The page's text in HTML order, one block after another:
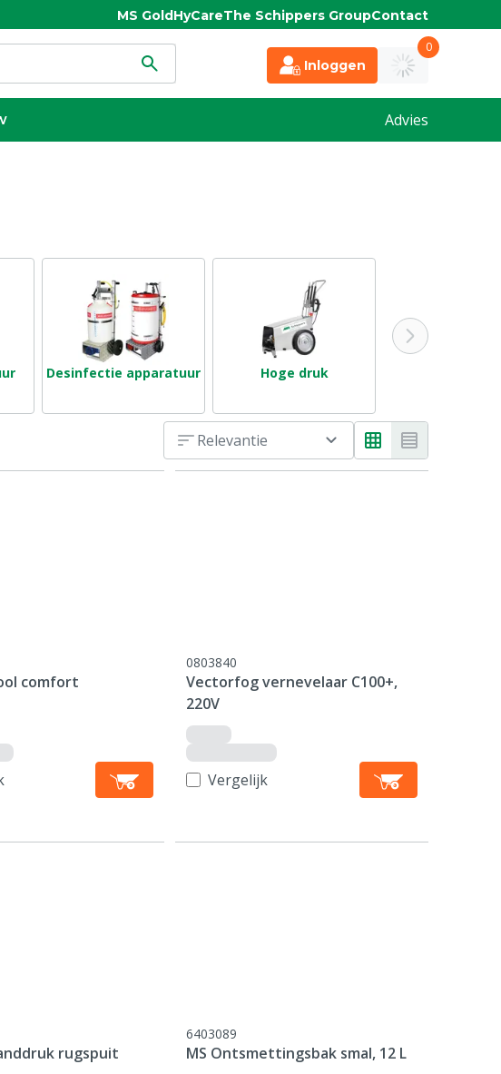
MS GoldHyCareThe Schippers GroupContact
Inloggen
0
Advies
Desinfectie apparatuur Hoge druk
Relevantie
comfort
0803840
Vectorfog vernevelaar C100+,
220V
Vergelijk
rugspuit
6403089
MS Ontsmettingsbak smal, 12 L